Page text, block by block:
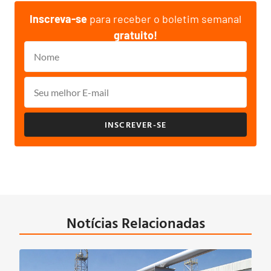
Inscreva-se para receber o boletim semanal
gratuito!
INSCREVER-SE
Notícias Relacionadas